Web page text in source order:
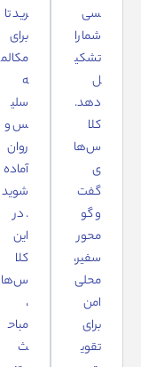
سی
شما را
تشکی
ل
دهد.
کلا
س‌ها
ی
گفت‌
و گو
محور
سفیر،
محلی
امن
برای
تقوی
رید تا
برای
مکالم
ه
سلی
س و
روان
آماده
شوید
. در
این
کلا
س‌ها
،
مباح
ث